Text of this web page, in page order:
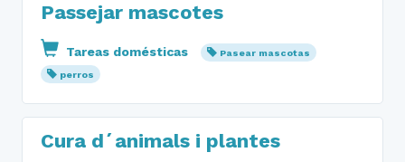
Passejar mascotes
Tareas domésticas
Pasear mascotas
perros
Cura d´animals i plantes